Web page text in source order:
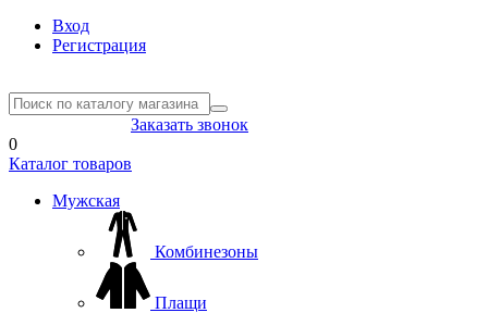
Вход
Регистрация
Заказать звонок
0
Каталог товаров
Мужская
Комбинезоны
Плащи